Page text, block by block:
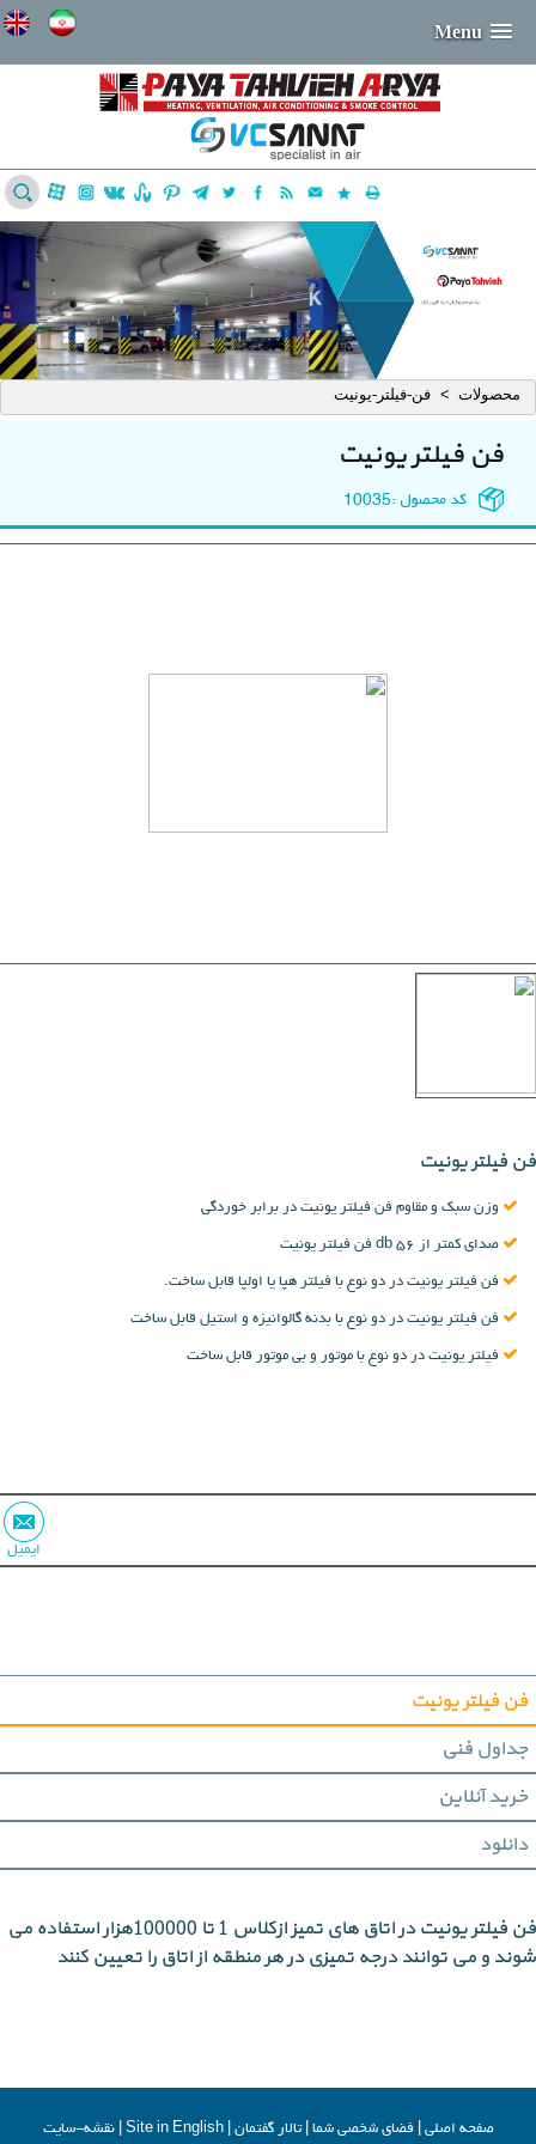
Menu
محصولات > فن-فیلتر-یونیت
فن فیلتر یونیت
کد محصول :10035
فن فیلتر یونیت
وزن سبک و مقاوم فن فیلتر یونیت در برابر خوردگی
صدای کمتر از 56 db فن فیلتر یونیت
فن فیلتر یونیت در دو نوع با فیلتر هپا یا اولپا قابل ساخت.
فن فیلتر یونیت در دو نوع با بدنه گالوانیزه و استیل قابل ساخت
فیلتر یونیت در دو نوع با موتور و بی موتور قابل ساخت
ایمیل
فن فیلتر یونیت
جداول فنی
خرید آنلاین
دانلود
فن فیلتر یونیت در اتاق های تمیز ازکلاس 1 تا 100000هزار استفاده می
شوند و می توانند درجه تمیزی در هر منطقه از اتاق را تعیین کنند
صفحه اصلي فضاي شخصي شما |تالار گفتمان |
Site in English
|نقشه-سایت